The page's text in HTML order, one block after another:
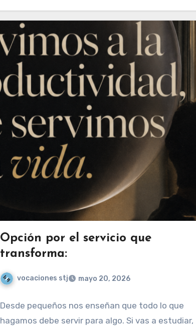
Opción por el servicio que
transforma:
vocaciones stj mayo 20, 2026
Desde pequeños nos enseñan que todo lo que
hagamos debe servir para algo. Si vas a estudiar,